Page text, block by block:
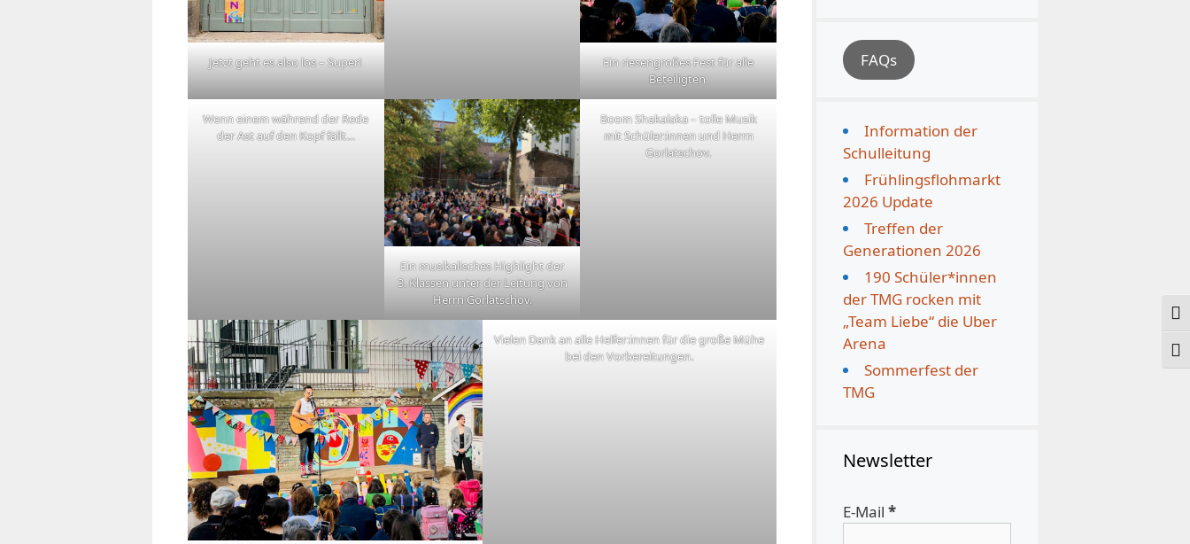
Jetzt geht es also los – Super!
Ein riesengroßes Fest für alle
Beteiligten.
Wenn einem während der Rede
der Ast auf den Kopf fällt…
Ein musikalisches Highlight der
3. Klassen unter der Leitung von
Herrn Gorlatschov.
Boom Shakalaka – tolle Musik
mit Schüler:innen und Herrn
Gorlatschov.
Vielen Dank an alle Helfer:innen für die große Mühe
bei den Vorbereitungen.
FAQs
Information der
Schulleitung
Frühlingsflohmarkt
2026 Update
Treffen der
Generationen 2026
190 Schüler*innen
der TMG rocken mit
„Team Liebe“ die Uber
Arena
Sommerfest der
TMG
Newsletter
E-Mail *